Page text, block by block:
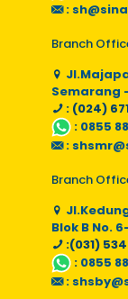
:
Branch
Semarang
: (024)
: 0855
:
Branch
Blok B No.
:(031)
: 0855
: